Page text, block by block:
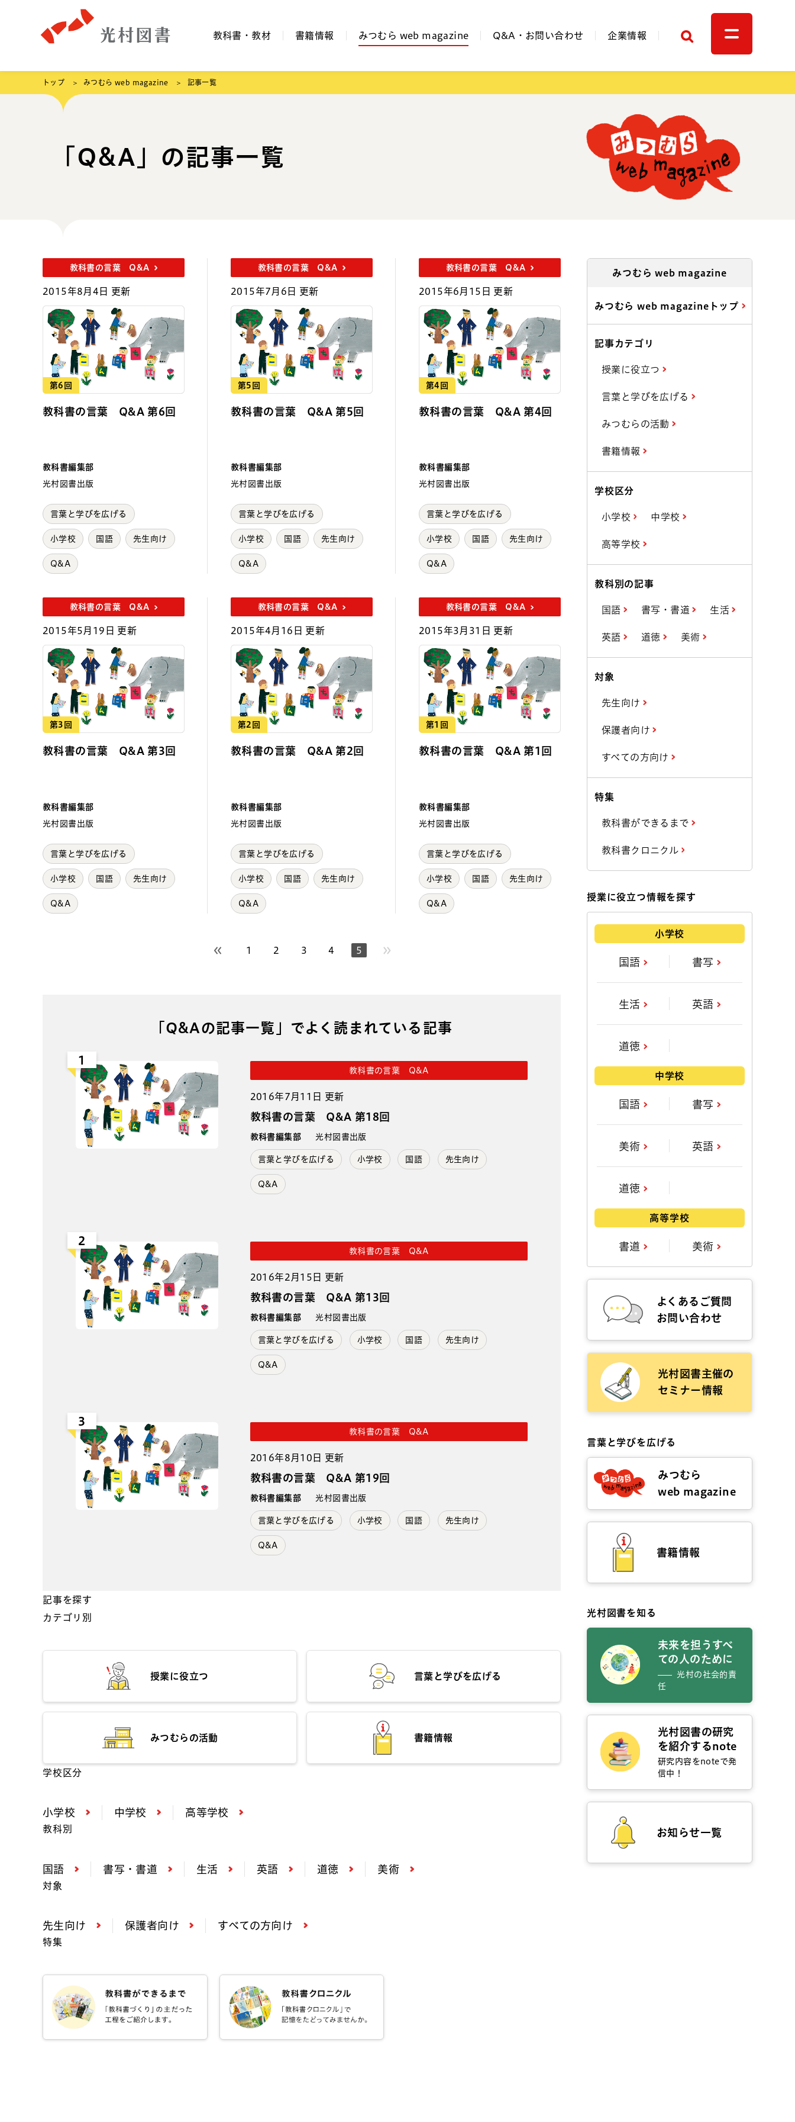
教科書・教材 書籍情報 みつむら web magazine Q&A・お問い合わせ 企業情報 検索
トップ みつむら web magazine 記事一覧
「Q&A」の記事一覧
教科書の言葉 Q&A
2015年8月4日 更新
第6回
教科書の言葉 Q&A 第6回
教科書編集部
光村図書出版
言葉と学びを広げる
小学校 国語 先生向け
Q&A
教科書の言葉 Q&A
2015年7月6日 更新
第5回
教科書の言葉 Q&A 第5回
教科書編集部
光村図書出版
言葉と学びを広げる
小学校 国語 先生向け
Q&A
教科書の言葉 Q&A
2015年6月15日 更新
第4回
教科書の言葉 Q&A 第4回
教科書編集部
光村図書出版
言葉と学びを広げる
小学校 国語 先生向け
Q&A
教科書の言葉 Q&A
2015年5月19日 更新
第3回
教科書の言葉 Q&A 第3回
教科書編集部
光村図書出版
言葉と学びを広げる
小学校 国語 先生向け
Q&A
教科書の言葉 Q&A
2015年4月16日 更新
第2回
教科書の言葉 Q&A 第2回
教科書編集部
光村図書出版
言葉と学びを広げる
小学校 国語 先生向け
Q&A
教科書の言葉 Q&A
2015年3月31日 更新
第1回
教科書の言葉 Q&A 第1回
教科書編集部
光村図書出版
言葉と学びを広げる
小学校 国語 先生向け
Q&A
前のページへ
1 2 3 4 5
「Q&Aの記事一覧」でよく読まれている記事
1
教科書の言葉 Q&A
2016年7月11日 更新
教科書の言葉 Q&A 第18回
教科書編集部 光村図書出版
言葉と学びを広げる 小学校 国語 先生向け
Q&A
2
教科書の言葉 Q&A
2016年2月15日 更新
教科書の言葉 Q&A 第13回
教科書編集部 光村図書出版
言葉と学びを広げる 小学校 国語 先生向け
Q&A
3
教科書の言葉 Q&A
2016年8月10日 更新
教科書の言葉 Q&A 第19回
教科書編集部 光村図書出版
言葉と学びを広げる 小学校 国語 先生向け
Q&A
記事を探す
カテゴリ別
授業に役立つ 言葉と学びを広げる
みつむらの活動 書籍情報
学校区分
小学校 中学校 高等学校
教科別
国語 書写・書道 生活 英語 道徳 美術
対象
先生向け 保護者向け すべての方向け
特集
みつむら web magazine
みつむら web magazineトップ
記事カテゴリ
授業に役立つ
言葉と学びを広げる
みつむらの活動
書籍情報
学校区分
小学校 中学校
高等学校
教科別の記事
国語 書写・書道 生活
英語 道徳 美術
対象
先生向け
保護者向け
すべての方向け
特集
教科書ができるまで
教科書クロニクル
授業に役立つ情報を探す
小学校
国語 書写
生活 英語
道徳
中学校
国語 書写
美術 英語
道徳
高等学校
書道 美術
よくあるご質問
お問い合わせ
光村図書主催の
セミナー情報
言葉と学びを広げる
みつむら
web magazine
書籍情報
光村図書を知る
未来を担うすべ
ての人のために
光村の社会的責
任
光村図書の研究
を紹介するnote
研究内容をnoteで発
信中！
お知らせ一覧